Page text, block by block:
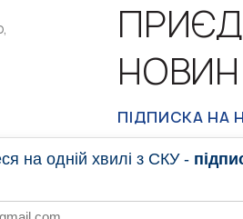
ПІДПИСКА НА
на одній хвилі з СКУ -